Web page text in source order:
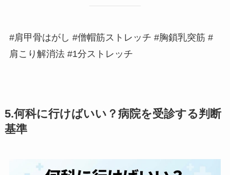
#肩甲骨はがし #僧帽筋ストレッチ #胸鎖乳突筋 #
肩こり解消法 #1分ストレッチ
5.何科に行けばいい？病院を受診する判断
基準